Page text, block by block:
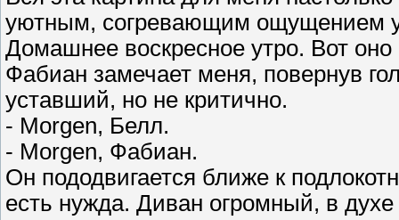
уютным, согревающим ощущением
Домашнее воскресное утро. Вот оно
Фабиан замечает меня, повернув
уставший, но не критично.
- Morgen, Белл.
- Morgen, Фабиан.
Он пододвигается ближе к
есть нужда. Диван огромный, в